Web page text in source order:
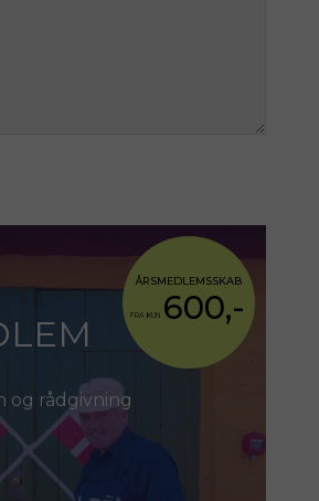
og rådgivning
ÅRSMEDLEMSSKAB
FRA KUN 600,-